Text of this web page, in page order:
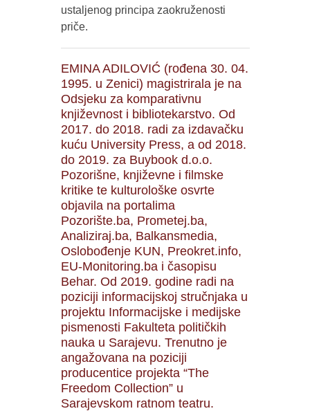
ustaljenog principa zaokruženosti
priče.
EMINA ADILOVIĆ (rođena 30. 04.
1995. u Zenici) magistrirala je na
Odsjeku za komparativnu
književnost i bibliotekarstvo. Od
2017. do 2018. radi za izdavačku
kuću University Press, a od 2018.
do 2019. za Buybook d.o.o.
Pozorišne, književne i filmske
kritike te kulturološke osvrte
objavila na portalima
Pozorište.ba, Prometej.ba,
Analiziraj.ba, Balkansmedia,
Oslobođenje KUN, Preokret.info,
EU-Monitoring.ba i časopisu
Behar. Od 2019. godine radi na
poziciji informacijskoj stručnjaka u
projektu Informacijske i medijske
pismenosti Fakulteta političkih
nauka u Sarajevu. Trenutno je
angažovana na poziciji
producentice projekta “The
Freedom Collection” u
Sarajevskom ratnom teatru.